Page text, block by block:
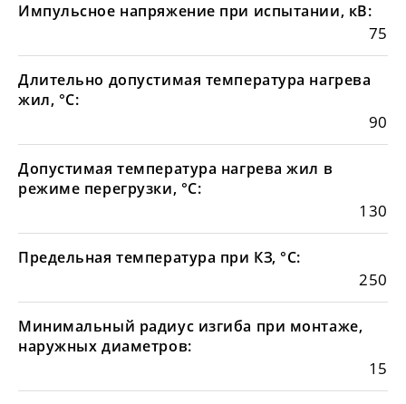
Импульсное напряжение при испытании, кВ:
75
Длительно допустимая температура нагрева
жил, °С:
90
Допустимая температура нагрева жил в
режиме перегрузки, °С:
130
Предельная температура при КЗ, °С:
250
Минимальный радиус изгиба при монтаже,
наружных диаметров:
15